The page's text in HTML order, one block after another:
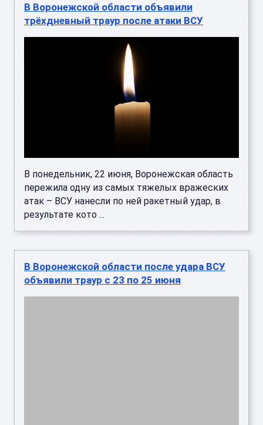
В Воронежской области объявили
трёхдневный траур после атаки ВСУ
В понедельник, 22 июня, Воронежская область
пережила одну из самых тяжелых вражеских
атак – ВСУ нанесли по ней ракетный удар, в
результате кото ...
В Воронежской области после удара ВСУ
объявили траур с 23 по 25 июня